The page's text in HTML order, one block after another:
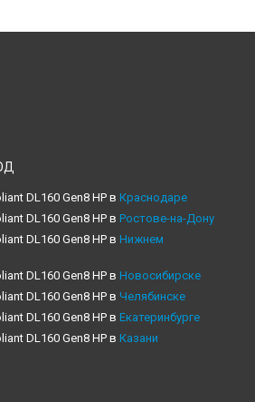
DL160 Gen8 HP в Краснодаре
DL160 Gen8 HP в Ростове-на-Дону
DL160 Gen8 HP в Нижнем
DL160 Gen8 HP в Новосибирске
DL160 Gen8 HP в Челябинске
DL160 Gen8 HP в Екатеринбурге
DL160 Gen8 HP в Казани
DL160 Gen8 HP в